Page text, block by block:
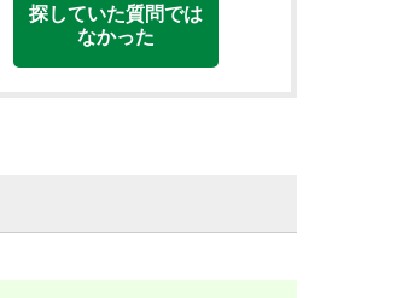
探していた質問では
なかった